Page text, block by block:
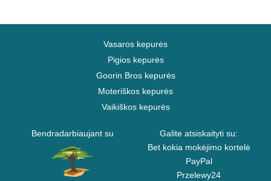
Vasaros kepurės
Pigios kepurės
Goorin Bros kepurės
Moteriškos kepurės
Vaikiškos kepurės
Bendradarbiaujant su
Galite atsiskaityti su:
Bet kokia mokėjimo kortelė
PayPal
Przelewy24